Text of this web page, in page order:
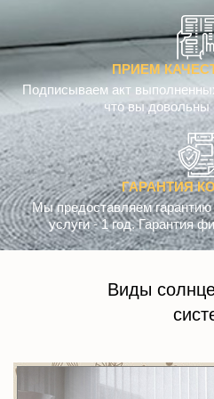
ПРИЕМ
Подписываем акт
что вы довольны
ГАРАНТИЯ
Мы предоставляем
услуги - 1 год. Гарантия
Виды